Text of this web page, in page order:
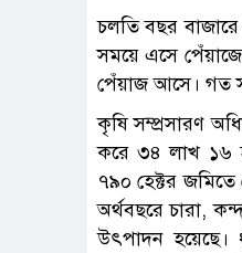
চলতি বছর
সময়ে এসে
পেঁয়াজ আসে। গত
কৃষি সম্প্রসারণ
করে ৩৪ লাখ ১৬
৭৯০ হেক্টর
অর্থবছরে চারা,
উৎপাদন হয়েছে।